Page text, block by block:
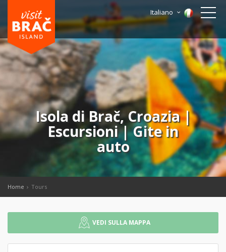
Italiano
Isola di Brač, Croazia |
Escursioni | Gite in
auto
Home Tours
VEDI SULLA MAPPA